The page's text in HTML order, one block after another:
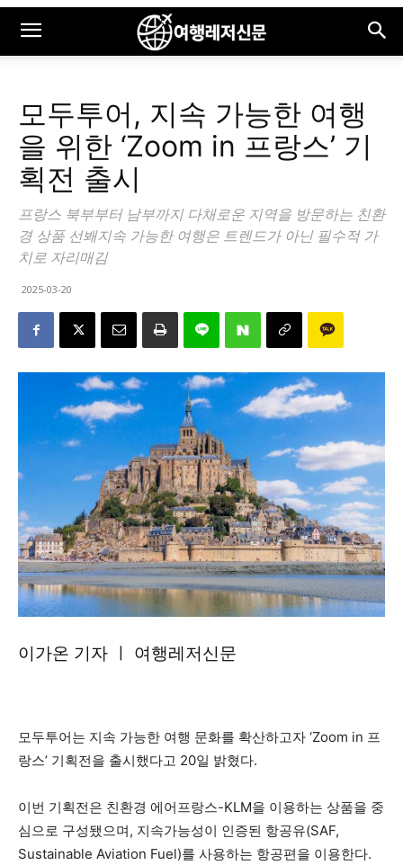
모두투어, 지속 가능한 여행
을 위한 ‘Zoom in 프랑스’ 기
획전 출시
프랑스 북부부터 남부까지 다채로운 지역을 방문하는 친환
경 상품 선봬지속 가능한 여행은 트렌드가 아닌 필수적 가
치로 자리매김
2025-03-20
이가온 기자 ㅣ 여행레저신문
모두투어는 지속 가능한 여행 문화를 확산하고자 ‘Zoom in 프
랑스’ 기획전을 출시했다고 20일 밝혔다.
이번 기획전은 친환경 에어프랑스-KLM을 이용하는 상품을 중
심으로 구성됐으며, 지속가능성이 인증된 항공유(SAF,
Sustainable Aviation Fuel)를 사용하는 항공편을 이용한다.